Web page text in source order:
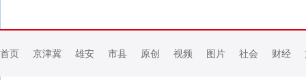
首页 京津冀 雄安 市县 原创 视频 图片 社会 财经